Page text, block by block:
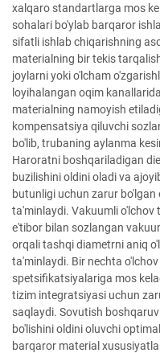
xalqaro standartlarga mos
sohalari bo'ylab barqaror
sifatli ishlab chiqarishning
materialning bir tekis
joylarni yoki o'lcham
loyihalangan oqim
materialning namoyish
kompensatsiya qiluvchi
bo'lib, trubaning aylanma
Haroratni boshqariladigan
buzilishini oldini oladi va
butunligi uchun zarur
ta'minlaydi. Vakuumli o'lchov
e'tibor bilan sozlangan
orqali tashqi diametrni aniq
ta'minlaydi. Bir nechta
spetsifikatsiyalariga mos
tizim integratsiyasi uchun
saqlaydi. Sovutish
bo'lishini oldini oluvchi
barqaror material